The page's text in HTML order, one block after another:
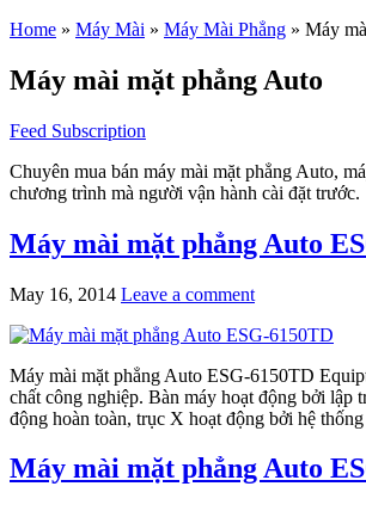
Home » Máy Mài » Máy Mài Phẳng » Máy
Máy mài mặt phẳng Auto
Feed Subscription
Chuyên mua bán máy mài mặt phẳng Auto,
chương trình mà người vận hành cài đặt trước.
Máy mài mặt phẳng Auto
May 16, 2014 Leave a comment
Máy mài mặt phẳng Auto ESG-6150TD
chất công nghiệp. Bàn máy hoạt động bởi
động hoàn toàn, trục X hoạt động bởi hệ
Máy mài mặt phẳng Auto